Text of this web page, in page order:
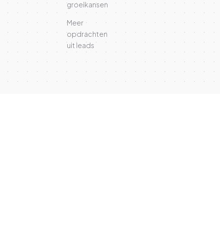
groeikansen
Meer
opdrachten
uit leads